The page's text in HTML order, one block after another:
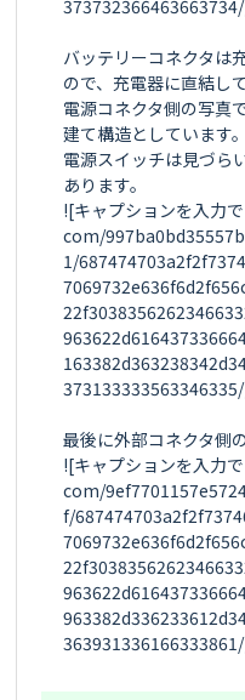
バッテリーコネクタは
ので、充電器に直結し
電源コネクタ側の写真
建て構造としています。
電源スイッチは見づら
あります。
![キャプションを入力
com/
1/
最後に外部コネクタ側
![キャプションを入力
com/
f/